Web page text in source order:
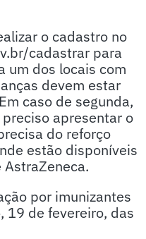
o cadastro no
cadastrar para
um dos locais com
devem estar
caso de segunda,
apresentar o
do reforço
estão disponíveis
AstraZeneca.
por imunizantes
19 de fevereiro, das